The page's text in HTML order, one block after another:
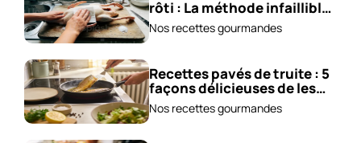
rôti : La méthode infaillible
!Nos recettes gourmandes
Recettes pavés de truite : 5
façons délicieuses de les
cuisiner !
Nos recettes gourmandes